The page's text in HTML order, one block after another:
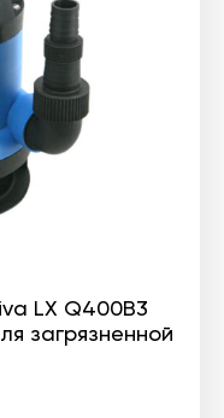
LX Q400B3
загрязненной